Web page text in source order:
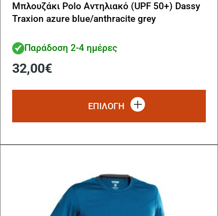
Μπλουζάκι Polo Αντηλιακό (UPF 50+) Dassy
Traxion azure blue/anthracite grey
Παράδοση 2-4 ημέρες
32,00€
ΕΠΙΛΟΓΗ